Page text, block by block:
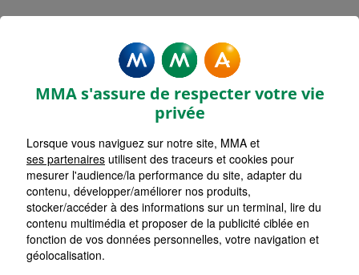
L'EVEQUE
Accueil Assurance Pays de la Loire Assurance Sarthe (72)
MMA s'assure de respecter votre vie
privée
Lorsque vous naviguez sur notre site, MMA et
ses partenaires utilisent des traceurs et cookies pour
mesurer l'audience/la performance du site, adapter du
contenu, développer/améliorer nos produits,
stocker/accéder à des informations sur un terminal, lire du
contenu multimédia et proposer de la publicité ciblée en
fonction de vos données personnelles, votre navigation et
géolocalisation.